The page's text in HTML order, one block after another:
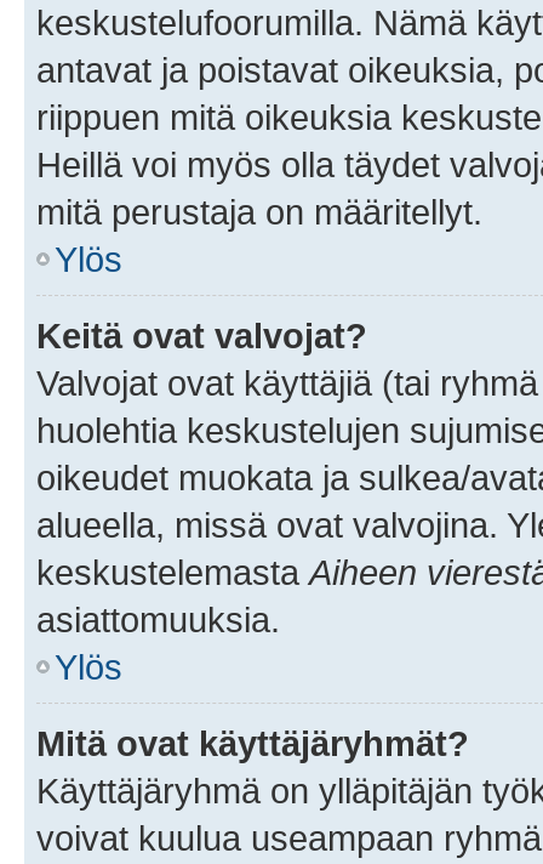
keskustelufoorumilla. Nämä
antavat ja poistavat oikeuksia,
riippuen mitä oikeuksia
Heillä voi myös olla täydet
mitä perustaja on määritellyt.
Ylös
Keitä ovat valvojat?
Valvojat ovat käyttäjiä (tai
huolehtia keskustelujen
oikeudet muokata ja sulkea/
alueella, missä ovat valvojina.
keskustelemasta Aiheen
asiattomuuksia.
Ylös
Mitä ovat käyttäjäryhmät?
Käyttäjäryhmä on ylläpitäjän
voivat kuulua useampaan